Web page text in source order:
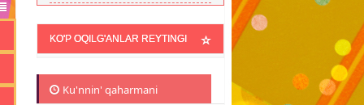
KO'P OQILG'ANLAR REYTINGI
Ku'nnin' qaharmani